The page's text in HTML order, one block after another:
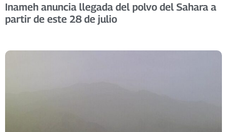
Inameh anuncia llegada del polvo del Sahara a
partir de este 28 de julio